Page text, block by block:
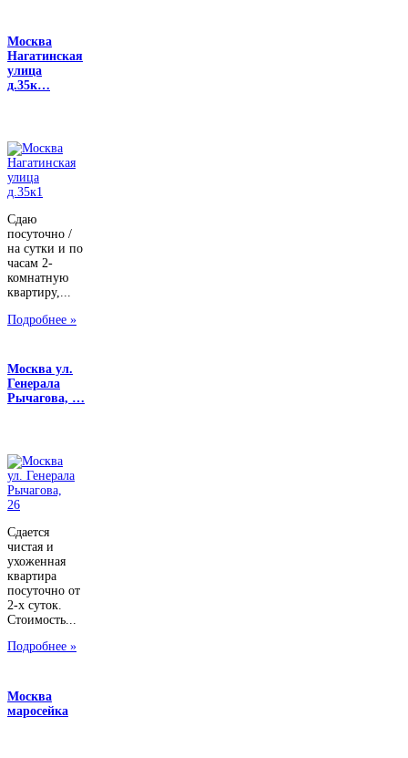
Москва
Нагатинская
улица
д.35к…
Сдаю
посуточно /
на сутки и по
часам 2-
комнатную
квартиру,...
Подробнее »
Москва ул.
Генерала
Рычагова, …
Сдается
чистая и
ухоженная
квартира
посуточно от
2-х суток.
Стоимость...
Подробнее »
Москва
маросейка